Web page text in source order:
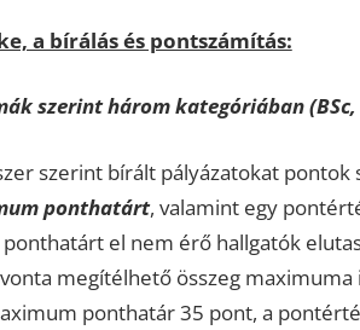
a bírálás és pontszámítás:
szerint három kategóriában
szerint bírált pályázatokat
ponthatárt, valamint egy
el nem érő hallgatók
megítélhető összeg maximuma
ponthatár 35 pont, a